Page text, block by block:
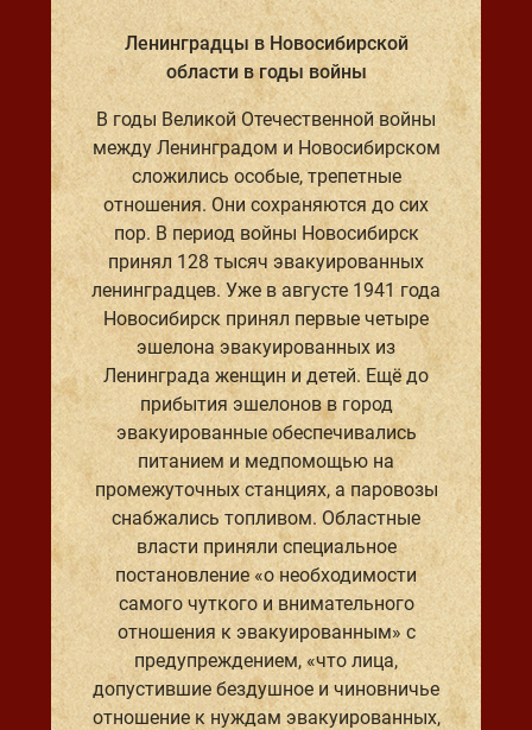
Ленинградцы в Новосибирской
области в годы войны
В годы Великой Отечественной войны
между Ленинградом и Новосибирском
сложились особые, трепетные
отношения. Они сохраняются до сих
пор. В период войны Новосибирск
принял 128 тысяч эвакуированных
ленинградцев. Уже в августе 1941 года
Новосибирск принял первые четыре
эшелона эвакуированных из
Ленинграда женщин и детей. Ещё до
прибытия эшелонов в город
эвакуированные обеспечивались
питанием и медпомощью на
промежуточных станциях, а паровозы
снабжались топливом. Областные
власти приняли специальное
постановление «о необходимости
самого чуткого и внимательного
отношения к эвакуированным» с
предупреждением, «что лица,
допустившие бездушное и чиновничье
отношение к нуждам эвакуированных,